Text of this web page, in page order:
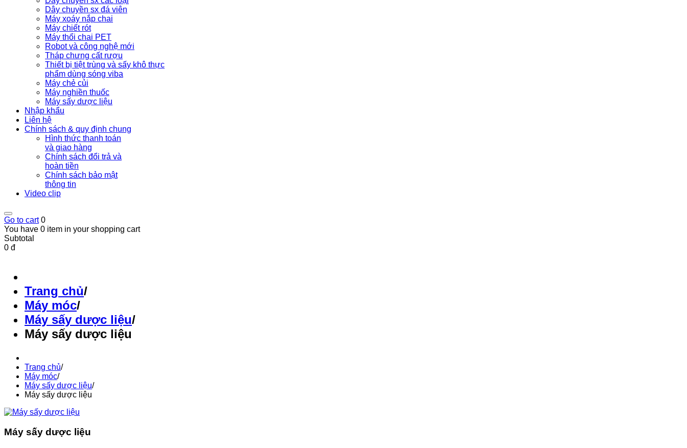
Dây chuyền sx đá viên
Máy xoáy nắp chai
Máy chiết rót
Máy thổi chai PET
Robot và công nghệ mới
Tháp chưng cất rượu
Thiết bị tiệt trùng và sấy khô thực
phẩm dùng sóng viba
Máy chẻ củi
Máy nghiền thuốc
Máy sấy dược liệu
Nhập khẩu
Liên hệ
Chính sách & quy định chung
Hình thức thanh toán
và giao hàng
Chính sách đổi trả và
hoàn tiền
Chính sách bảo mật
thông tin
Video clip
Go to cart 0
You have 0 item in your shopping cart
Subtotal
0 đ
Trang chủ/
Máy móc/
Máy sấy dược liệu/
Máy sấy dược liệu
Trang chủ/
Máy móc/
Máy sấy dược liệu/
Máy sấy dược liệu
Máy sấy dược liệu